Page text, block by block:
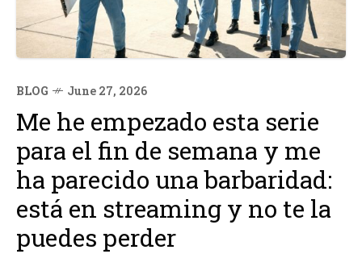
BLOG June 27, 2026
Me he empezado esta serie
para el fin de semana y me
ha parecido una barbaridad:
está en streaming y no te la
puedes perder